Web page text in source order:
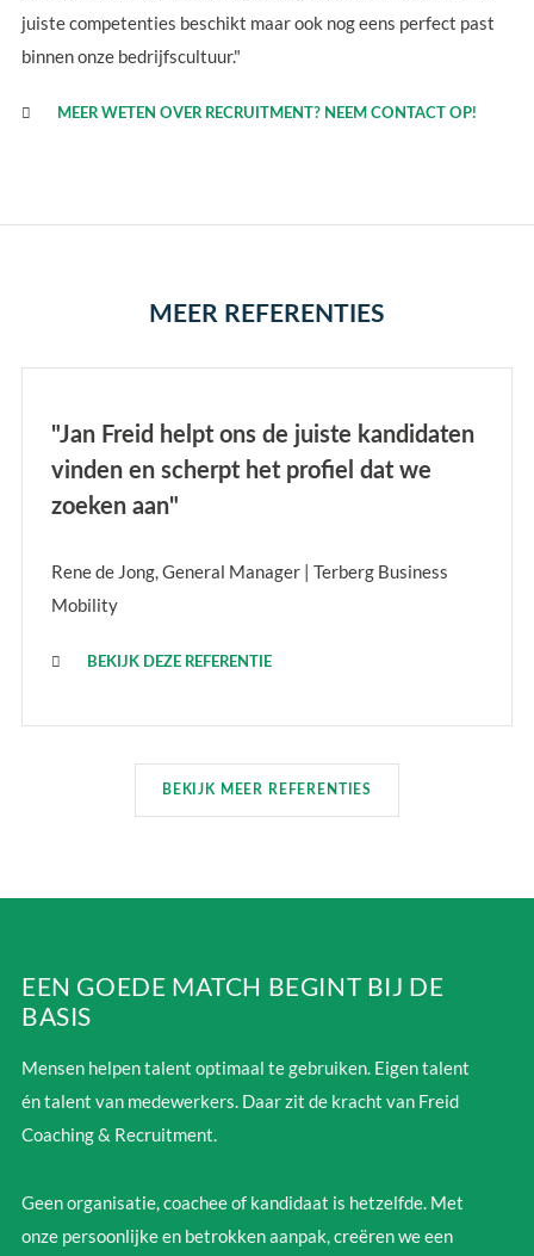
juiste competenties beschikt maar ook nog eens perfect past
binnen onze bedrijfscultuur."
MEER WETEN OVER RECRUITMENT? NEEM CONTACT OP!
MEER REFERENTIES
"Jan Freid helpt ons de juiste kandidaten
vinden en scherpt het profiel dat we
zoeken aan"
Rene de Jong, General Manager | Terberg Business
Mobility
BEKIJK DEZE REFERENTIE
BEKIJK MEER REFERENTIES
EEN GOEDE MATCH BEGINT BIJ DE
BASIS
Mensen helpen talent optimaal te gebruiken. Eigen talent
én talent van medewerkers. Daar zit de kracht van Freid
Coaching & Recruitment.
Geen organisatie, coachee of kandidaat is hetzelfde. Met
onze persoonlijke en betrokken aanpak, creëren we een